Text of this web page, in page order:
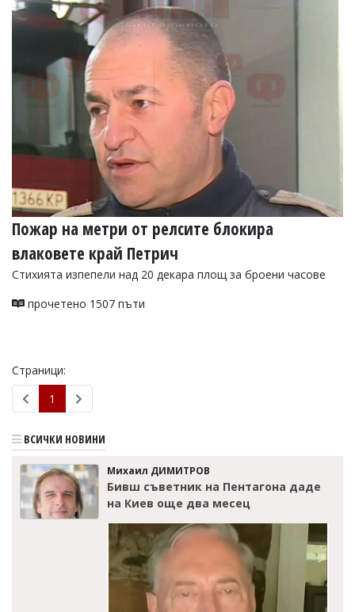
УКРАЙНА
СПОРТ
БИЗНЕС
Управители:
Веселин
email:
v.vasilev@flagman.bg
Катя
Касабова,
k.kassabova@flagman.bg
Главен
Иван
Колев,
Коментарите
под
статиите
се
от
редакцията
Пожар на метри от релсите блокира
влаковете край Петрич
Стихията изпепели над 20 декара площ за броени часове
прочетено 1507 пъти
Страници:
1
ВСИЧКИ НОВИНИ
Михаил ДИМИТРОВ
Бивш съветник на Пентагона даде
на Киев още два месец